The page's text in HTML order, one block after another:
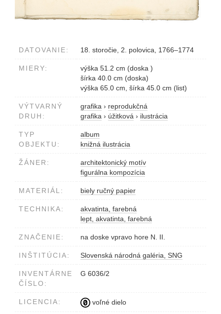
DATOVANIE: 18. storočie, 2. polovica, 1766–1774
MIERY:
výška 51.2 cm (doska )
šírka 40.0 cm (doska)
výška 65.0 cm, šírka 45.0 cm (list)
VÝTVARNÝ
DRUH:
grafika › reprodukčná
grafika › úžitková › ilustrácia
TYP
OBJEKTU:
album
knižná ilustrácia
ŽÁNER:
architektonický motív
figurálna kompozícia
MATERIÁL: biely ručný papier
TECHNIKA:
akvatinta, farebná
lept, akvatinta, farebná
ZNAČENIE: na doske vpravo hore N. II.
INŠTITÚCIA: Slovenská národná galéria, SNG
INVENTÁRNE
ČÍSLO:
G 6036/2
LICENCIA: voľné dielo